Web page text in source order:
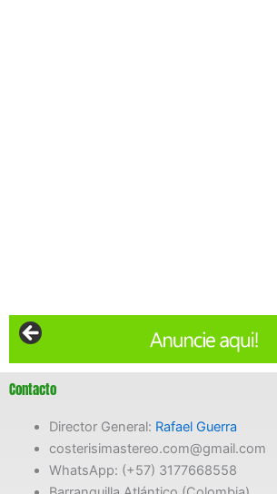
Contacto
Director General: Rafael Guerra
costerisimastereo.com@gmail.com
WhatsApp: (+57) 3177668558